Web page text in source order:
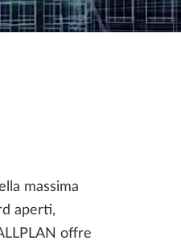
BIMPLUS Login
BIMPLUS Login
massima
aperti,
offre